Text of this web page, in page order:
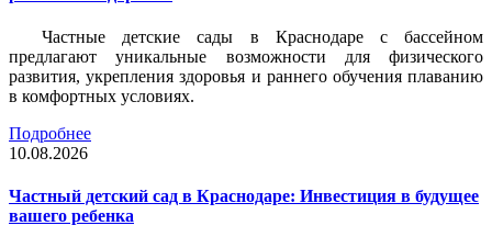
Частные детские сады в Краснодаре с бассейном
предлагают уникальные возможности для физического
развития, укрепления здоровья и раннего обучения плаванию
в комфортных условиях.
Подробнее
10.08.2026
Частный детский сад в Краснодаре: Инвестиция в будущее
вашего ребенка